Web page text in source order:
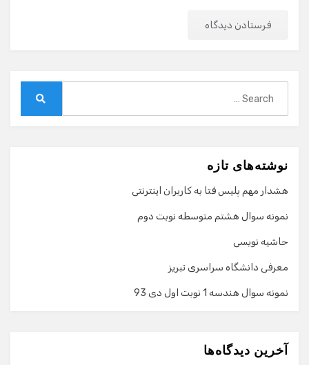
نوشته‌های تازه
هشدار مهم پلیس فتا به کاربران اینترنتی
نمونه سوال هشتم متوسطه نوبت دوم
حاشیه نویسی
معرفی دانشگاه سراسری تبریز
نمونه سوال هندسه 1 نوبت اول دی 93
آخرین دیدگاه‌ها
گفت‌وگو با دستیار هوشمند
سلام! برای شروع گفت‌وگو لطفاً شماره تماس یا ایمیل خود را